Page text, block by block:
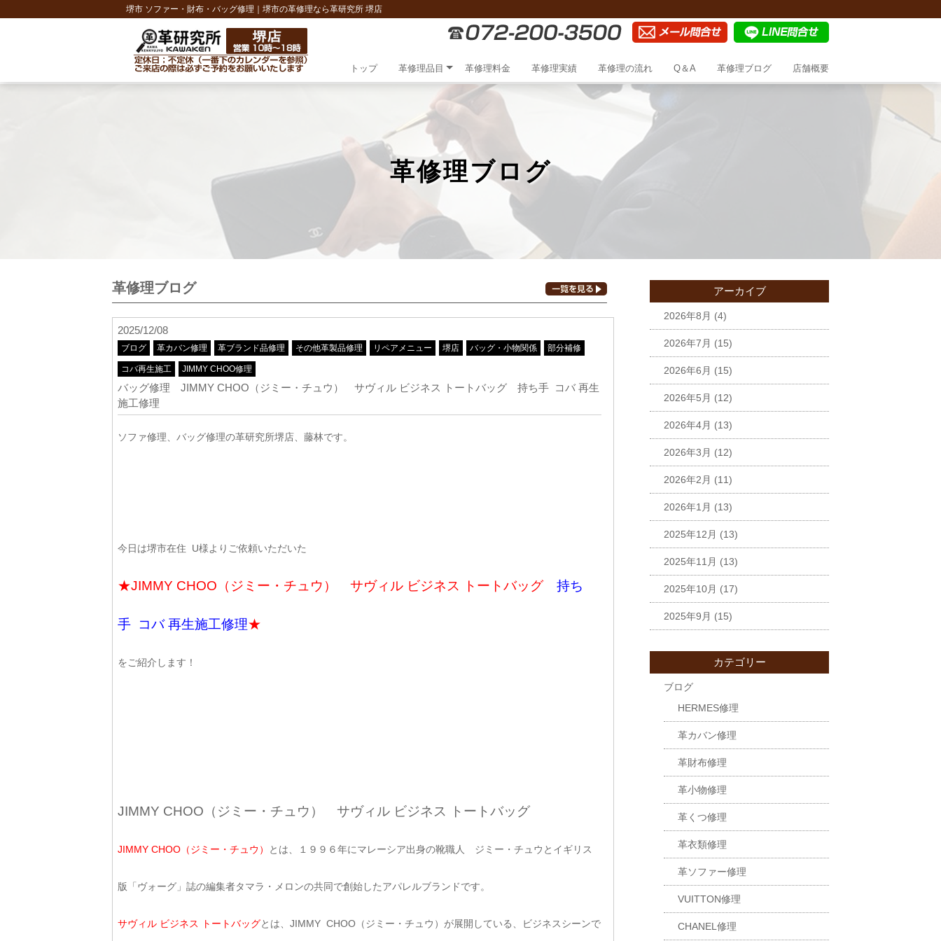
堺市 ソファー・財布・バッグ修理｜堺市の革修理なら革研究所 堺店
トップ 革修理品目 革修理料金 革修理実績 革修理の流れ Q＆A 革修理ブログ 店舗概要
革修理ブログ
革修理ブログ
2025/12/08
ブログ 革カバン修理 革ブランド品修理 その他革製品修理 リペアメニュー 堺店 バッグ・小物関係 部分補修
コバ再生施工 JIMMY CHOO修理
バッグ修理 JIMMY CHOO（ジミー・チュウ） サヴィル ビジネス トートバッグ 持ち手 コバ 再生
施工修理
ソファ修理、バッグ修理の革研究所堺店、藤林です。
今日は堺市在住 U様よりご依頼いただいた
★JIMMY CHOO（ジミー・チュウ） サヴィル ビジネス トートバッグ 持ち
手 コバ 再生施工修理★
をご紹介します！
JIMMY CHOO（ジミー・チュウ） サヴィル ビジネス トートバッグ
JIMMY CHOO（ジミー・チュウ） とは、１９９６年にマレーシア出身の靴職人 ジミー・チュウとイギリス
版「ヴォーグ」誌の編集者タマラ・メロンの共同で創始したアパレルブランドです。
サヴィル ビジネス トートバッグとは、JIMMY CHOO（ジミー・チュウ）が展開している、ビジネスシーンで
アーカイブ
2026年8月 (4)
2026年7月 (15)
2026年6月 (15)
2026年5月 (12)
2026年4月 (13)
2026年3月 (12)
2026年2月 (11)
2026年1月 (13)
2025年12月 (13)
2025年11月 (13)
2025年10月 (17)
2025年9月 (15)
カテゴリー
ブログ
HERMES修理
革カバン修理
革財布修理
革小物修理
革くつ修理
革衣類修理
革ソファー修理
VUITTON修理
CHANEL修理